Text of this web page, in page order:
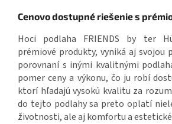
Cenovo dostupné riešenie s
Hoci podlaha FRIENDS by ter
prémiové produkty, vyniká aj svojou
porovnaní s inými kvalitnými
pomer ceny a výkonu, čo ju robí
ktorí hľadajú vysokú kvalitu za
do tejto podlahy sa preto oplatí
životnosti, ale aj komfortu a